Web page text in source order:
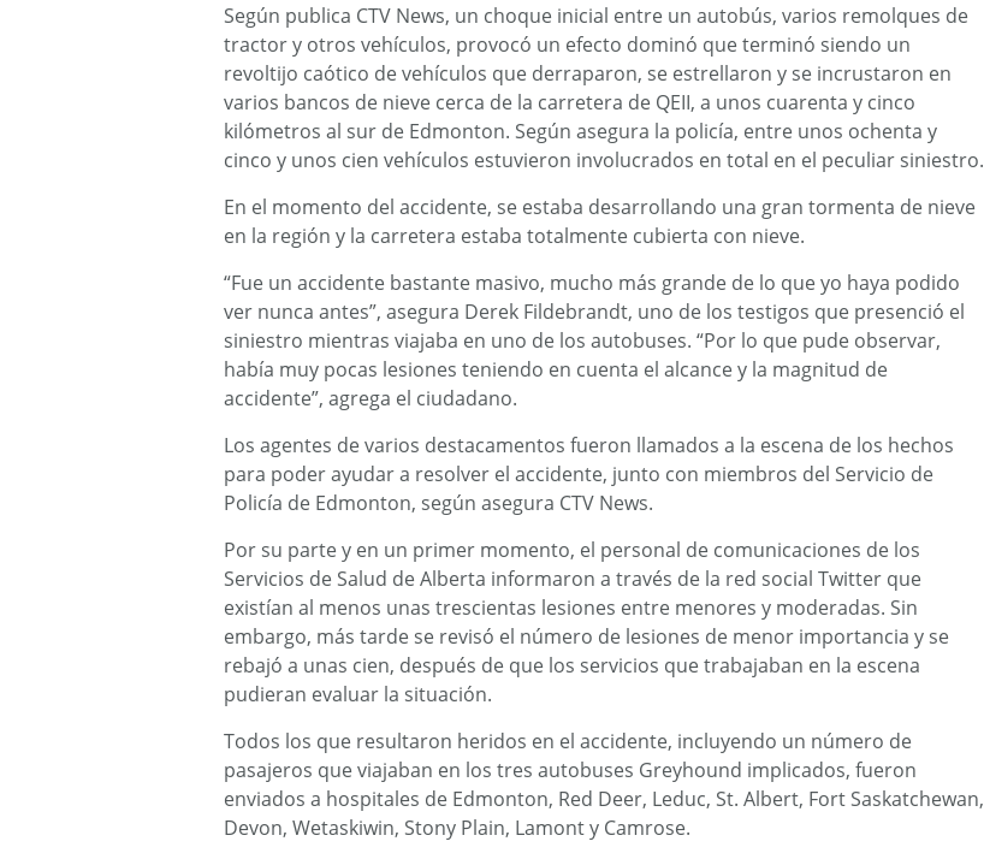
Según publica CTV News, un choque inicial entre un autobús, varios remolques de
tractor y otros vehículos, provocó un efecto dominó que terminó siendo un
revoltijo caótico de vehículos que derraparon, se estrellaron y se incrustaron en
varios bancos de nieve cerca de la carretera de QEII, a unos cuarenta y cinco
kilómetros al sur de Edmonton. Según asegura la policía, entre unos ochenta y
cinco y unos cien vehículos estuvieron involucrados en total en el peculiar siniestro.
En el momento del accidente, se estaba desarrollando una gran tormenta de nieve
en la región y la carretera estaba totalmente cubierta con nieve.
“Fue un accidente bastante masivo, mucho más grande de lo que yo haya podido
ver nunca antes”, asegura Derek Fildebrandt, uno de los testigos que presenció el
siniestro mientras viajaba en uno de los autobuses. “Por lo que pude observar,
había muy pocas lesiones teniendo en cuenta el alcance y la magnitud de
accidente”, agrega el ciudadano.
Los agentes de varios destacamentos fueron llamados a la escena de los hechos
para poder ayudar a resolver el accidente, junto con miembros del Servicio de
Policía de Edmonton, según asegura CTV News.
Por su parte y en un primer momento, el personal de comunicaciones de los
Servicios de Salud de Alberta informaron a través de la red social Twitter que
existían al menos unas trescientas lesiones entre menores y moderadas. Sin
embargo, más tarde se revisó el número de lesiones de menor importancia y se
rebajó a unas cien, después de que los servicios que trabajaban en la escena
pudieran evaluar la situación.
Todos los que resultaron heridos en el accidente, incluyendo un número de
pasajeros que viajaban en los tres autobuses Greyhound implicados, fueron
enviados a hospitales de Edmonton, Red Deer, Leduc, St. Albert, Fort Saskatchewan,
Devon, Wetaskiwin, Stony Plain, Lamont y Camrose.